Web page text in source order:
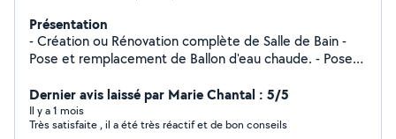
Présentation
- Création ou Rénovation complète de Salle de Bain -
Pose et remplacement de Ballon d'eau chaude. - Pose
remplacement évier et meuble sous vasque. - Pose de
baignoire et de douche. - pose meuble de salle de bain.
- Remplacement de baignoire. - débouchage
Dernier avis laissé par Marie Chantal : 5/5
Il y a 1 mois
Très satisfaite , il a été très réactif et de bon conseils